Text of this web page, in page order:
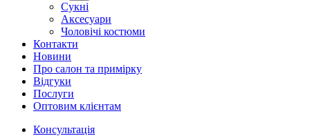
Сукні
Аксесуари
Чоловічі костюми
Контакти
Новини
Про салон та примірку
Відгуки
Послуги
Оптовим клієнтам
Консультація